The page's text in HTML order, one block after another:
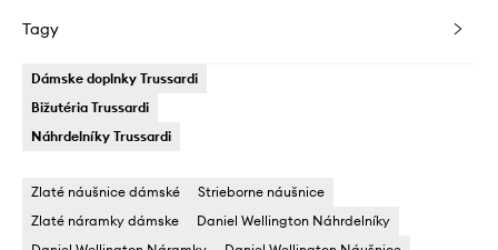
Tagy
Dámske doplnky Trussardi
Bižutéria Trussardi
Náhrdelníky Trussardi
Zlaté náušnice dámské
Strieborne náušnice
Zlaté náramky dámske
Daniel Wellington Náhrdelníky